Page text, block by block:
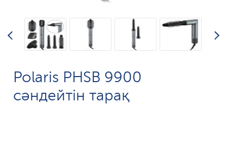
Polaris PHSB 9900
сәндейтін тарақ